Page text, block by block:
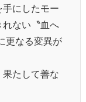
にしたモー
れない〝血へ
更なる変異が
果たして善な